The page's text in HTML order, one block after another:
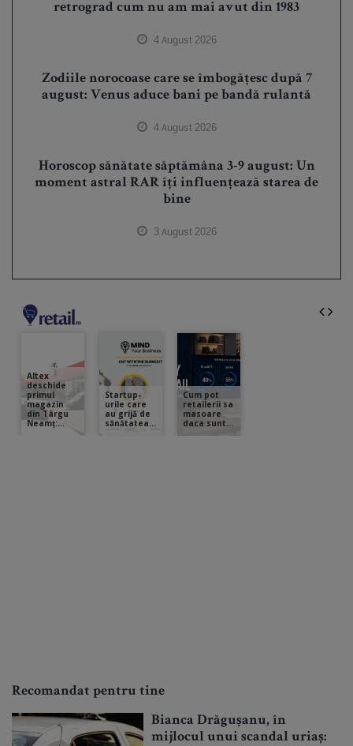
retrograd cum nu am mai avut din 1983
4 August 2026
Zodiile norocoase care se îmbogățesc după 7
august: Venus aduce bani pe bandă rulantă
4 August 2026
Horoscop sănătate săptămâna 3-9 august: Un
moment astral RAR îți influențează starea de
bine
3 August 2026
Recomandat pentru tine
Bianca Drăgușanu, în
mijlocul unui scandal uriaș: